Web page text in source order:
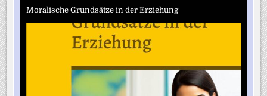
Moralische Grundsätze in der Erziehung